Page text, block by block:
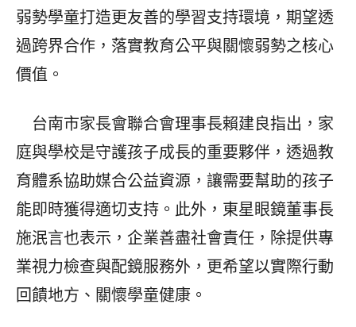
弱勢學童打造更友善的學習支持環境，期望透
過跨界合作，落實教育公平與關懷弱勢之核心
價值。
台南市家長會聯合會理事長賴建良指出，家
庭與學校是守護孩子成長的重要夥伴，透過教
育體系協助媒合公益資源，讓需要幫助的孩子
能即時獲得適切支持。此外，東星眼鏡董事長
施泯言也表示，企業善盡社會責任，除提供專
業視力檢查與配鏡服務外，更希望以實際行動
回饋地方、關懷學童健康。